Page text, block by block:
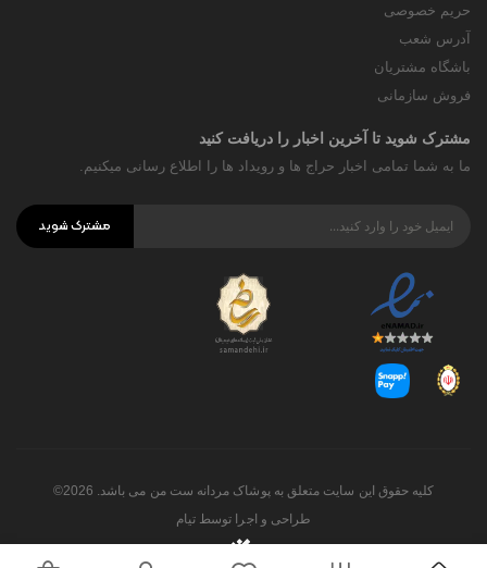
حریم خصوصی
آدرس شعب
باشگاه مشتریان
فروش سازمانی
مشترک شوید تا آخرین اخبار را دریافت کنید
ما به شما تمامی اخبار حراج ها و رویداد ها را اطلاع رسانی میکنیم.
مشترک شوید
کلیه حقوق این سایت متعلق به پوشاک مردانه ست من می باشد. 2026©
طراحی و اجرا توسط تیام